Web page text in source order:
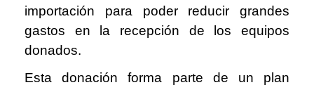
importación para poder reducir grandes
gastos en la recepción de los equipos
donados.
Esta donación forma parte de un plan